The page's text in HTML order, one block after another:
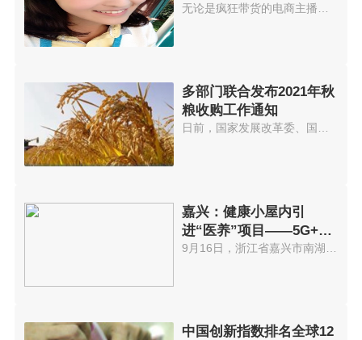
无论是疯狂带货的电商主播，还是...
多部门联合发布2021年秋
粮收购工作通知
日前，国家发展改革委、国家粮食...
嘉兴：健康小屋内引
进“医养”项目——5G+云
诊室
中国创新指数排名全球12